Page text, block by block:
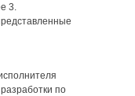
3.
по